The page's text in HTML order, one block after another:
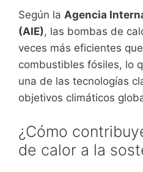
Según la Agencia
(AIE), las bombas de
veces más eficientes
combustibles fósiles, lo
una de las tecnologías
objetivos climáticos
¿Cómo
de calor a la